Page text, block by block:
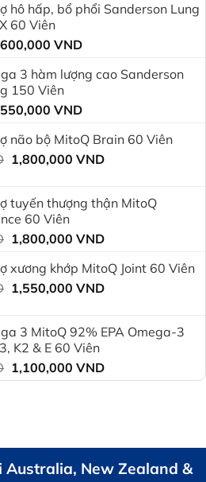
hô hấp, bổ phổi Sanderson Lung
60 Viên
Giá
VND.
600,000 VNDGiá
tại
600,000 VND.
3 hàm lượng cao Sanderson
150 Viên
Giá
VND.
550,000 VNDGiá
tại
là:
não bộ MitoQ Brain 60 Viên
Giá
2,350,000 VND.
1,800,000 VNDGiá
là:
tuyến thượng thận MitoQ
60 Viên
Giá
là:
2,350,000 VND.
1,800,000 VNDGiá
tại
là:
xương khớp MitoQ Joint 60 Viên
Giá
2,350,000 VND.
1,550,000 VNDGiá
là:
3 MitoQ 92% EPA Omega-3
K2 & E 60 Viên
Giá
gốc
1,100,000 VNDGiá
hiện
Australia, New Zealand &